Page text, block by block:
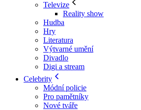
Televize
Reality show
Hudba
Hry
Literatura
Výtvarné umění
Divadlo
Digi a stream
Celebrity
Módní policie
Pro pamětníky
Nové tváře